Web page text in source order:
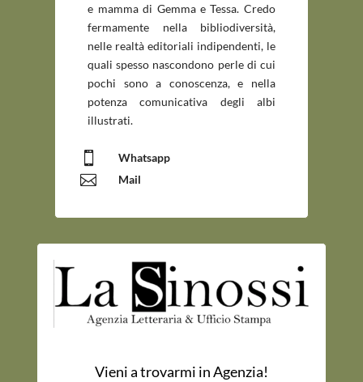
e mamma di Gemma e Tessa. Credo
fermamente nella bibliodiversità,
nelle realtà editoriali indipendenti, le
quali spesso nascondono perle di cui
pochi sono a conoscenza, e nella
potenza comunicativa degli albi
illustrati.
 Whatsapp
 Mail
Vieni a trovarmi in Agenzia!